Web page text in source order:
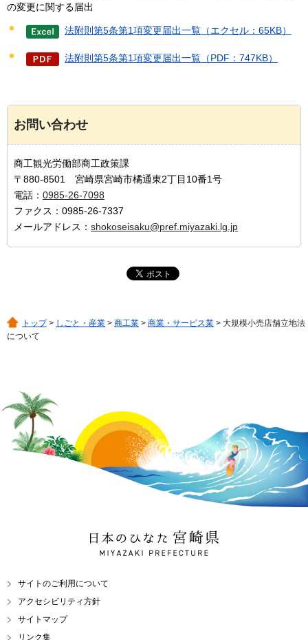
の変更に関する届出
法附則第5条第1項変更届出一覧（エクセル：65KB）
法附則第5条第1項変更届出一覧（PDF：747KB）
お問い合わせ
商工観光労働部商工政策課
〒880-8501 宮崎県宮崎市橘通東2丁目10番1号
電話： 0985-26-7098
ファクス：0985-26-7337
メールアドレス： shokoseisaku@pref.miyazaki.lg.jp
トップ> しごと・産業 > 商工業 > 商業・サービス業 > 大規模小売店舗立地法
について
日本のひなた 宮崎県
MIYAZAKI PREFECTURE
サイトのご利用について
アクセシビリティ方針
サイトマップ
リンク集